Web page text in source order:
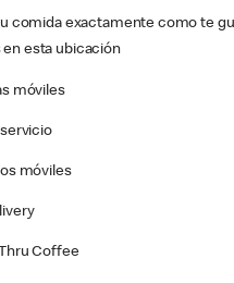
comida exactamente como te
esta ubicación
móviles
móviles
Coffee